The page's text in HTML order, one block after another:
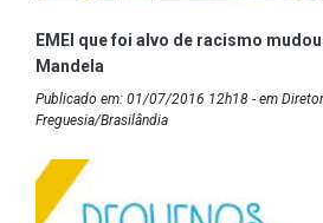
EMEI que foi alvo de racismo
Mandela
Publicado em: 01/07/2016 12h18 - em
Freguesia/Brasilândia